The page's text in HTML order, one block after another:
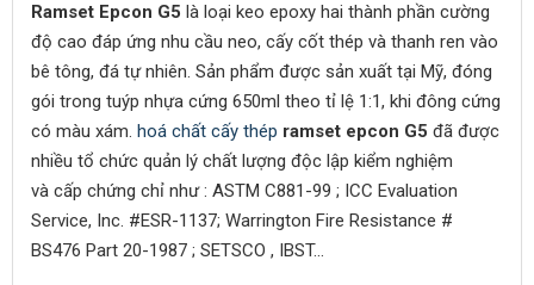
Ramset Epcon G5 là loại keo epoxy hai thành phần cường
độ cao đáp ứng nhu cầu neo, cấy cốt thép và thanh ren vào
bê tông, đá tự nhiên. Sản phẩm được sản xuất tại Mỹ, đóng
gói trong tuýp nhựa cứng 650ml theo tỉ lệ 1:1, khi đông cứng
có màu xám. hoá chất cấy thép ramset epcon G5 đã được
nhiều tổ chức quản lý chất lượng độc lập kiểm nghiệm
và cấp chứng chỉ như : ASTM C881-99 ; ICC Evaluation
Service, Inc. #ESR-1137; Warrington Fire Resistance #
BS476 Part 20-1987 ; SETSCO , IBST…